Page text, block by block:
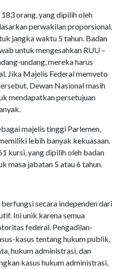
orang, yang dipilih oleh
perwakilan proporsional.
jangka waktu 5 tahun. Badan
untuk mengesahkan RUU –
undang, mereka harus
Jika Majelis Federal memveto
Dewan Nasional masih
mendapatkan persetujuan
majelis tinggi Parlemen,
lebih banyak kekuasaan.
kursi, yang dipilih oleh badan
masa jabatan 5 atau 6 tahun.
secara independen dari
Ini unik karena semua
federal. Pengadilan-
kasus tentang hukum publik,
hukum administrasi, dan
kasus hukum administrasi,